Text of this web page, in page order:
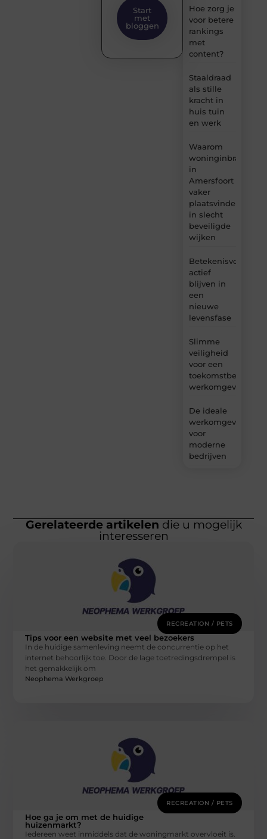
Hoe zorg je
voor betere
rankings
met
content?
Staaldraad
als stille
kracht in
huis tuin
en werk
Waarom
woninginbraken
in
Amersfoort
vaker
plaatsvinden
in slecht
beveiligde
wijken
Betekenisvol
actief
blijven in
een
nieuwe
levensfase
Slimme
veiligheid
voor een
werkomgeving
De ideale
werkomgeving
voor
moderne
bedrijven
Start
met
bloggen
Gerelateerde artikelen die u mogelijk
interesseren
RECREATION / PETS
Tips voor een website met veel bezoekers
In de huidige samenleving neemt de concurrentie op het
internet behoorlijk toe. Door de lage toetredingsdrempel is
het gemakkelijk om
Neophema Werkgroep
RECREATION / PETS
Hoe ga je om met de huidige
huizenmarkt?
Iedereen weet inmiddels dat de woningmarkt overvloeit is.